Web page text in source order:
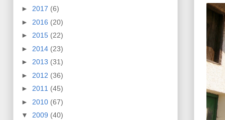
► 2017 (6)
► 2016 (20)
► 2015 (22)
► 2014 (23)
► 2013 (31)
► 2012 (36)
► 2011 (45)
► 2010 (67)
▼ 2009 (40)